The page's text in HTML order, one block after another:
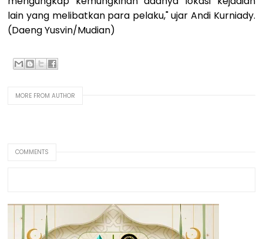
lain yang melibatkan para pelaku," ujar Andi Kurniady.
(Daeng Yusvin/Mudian)
MORE FROM AUTHOR
COMMENTS